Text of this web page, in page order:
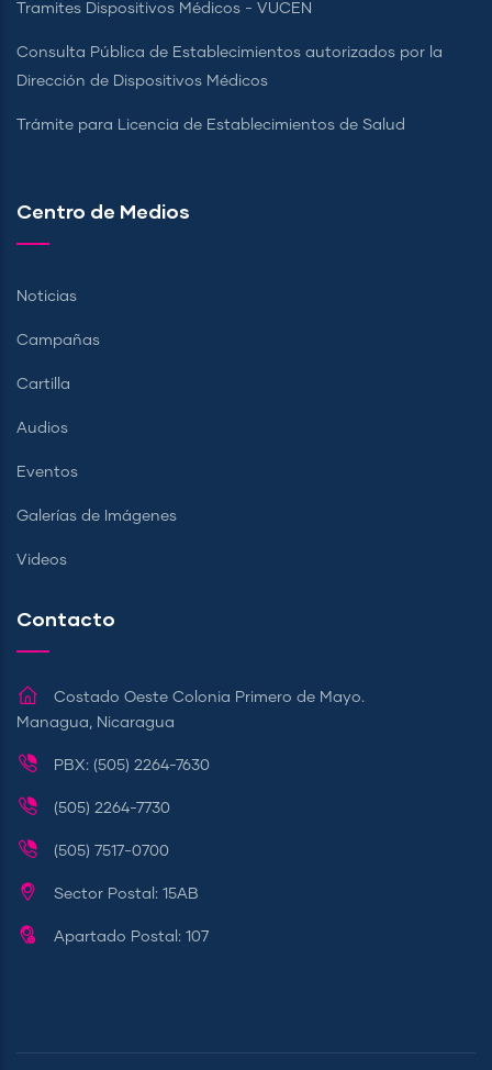
Tramites Dispositivos Médicos - VUCEN
Consulta Pública de Establecimientos autorizados por la
Dirección de Dispositivos Médicos
Trámite para Licencia de Establecimientos de Salud
Centro de Medios
Noticias
Campañas
Cartilla
Audios
Eventos
Galerías de Imágenes
Videos
Contacto
Costado Oeste Colonia Primero de Mayo.
Managua, Nicaragua
PBX: (505) 2264-7630
(505) 2264-7730
(505) 7517-0700
Sector Postal: 15AB
Apartado Postal: 107